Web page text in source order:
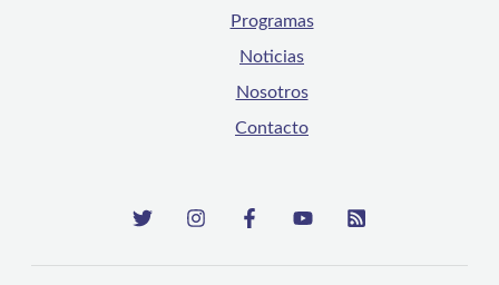
Programas
Noticias
Nosotros
Contacto